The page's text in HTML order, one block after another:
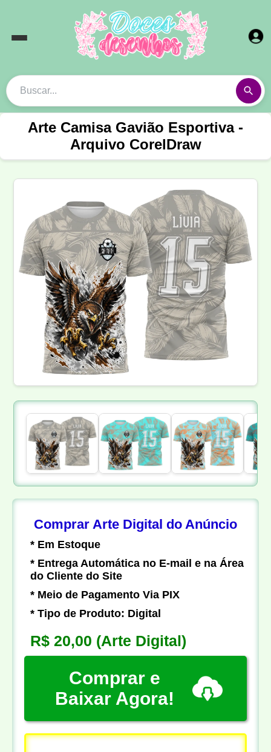
Arte Camisa Gavião Esportiva -
Arquivo CorelDraw
Comprar Arte Digital do Anúncio
* Em Estoque
* Entrega Automática no E-mail e na Área
do Cliente do Site
* Meio de Pagamento Via PIX
* Tipo de Produto: Digital
R$ 20,00 (Arte Digital)
Comprar e
Baixar Agora!